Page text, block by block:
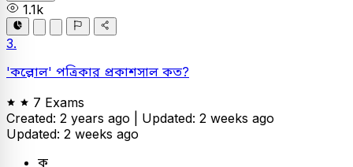
1.1k
3.
'কল্লোল' পত্রিকার প্রকাশসাল কত?
7 Exams
Created: 2 years ago | Updated: 2 weeks ago
Updated: 2 weeks ago
ক